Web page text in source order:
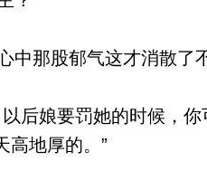
那股郁气这才消散了
后娘要罚她的时候，
高地厚的。”